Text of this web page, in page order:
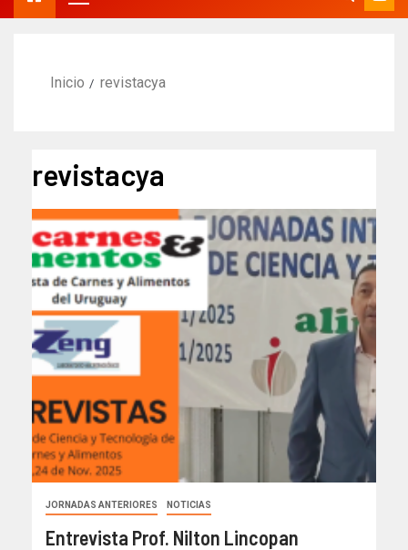
Inicio revistacya
revistacya
JORNADAS ANTERIORES NOTICIAS
Entrevista Prof. Nilton Lincopan